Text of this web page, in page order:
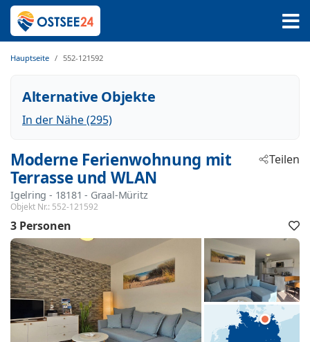
Hauptseite 552-121592
Alternative Objekte
In der Nähe (295)
Moderne Ferienwohnung mit
Terrasse und WLAN
Igelring - 18181 - Graal-Müritz
Objekt Nr.: 552-121592
Teilen
3 Personen